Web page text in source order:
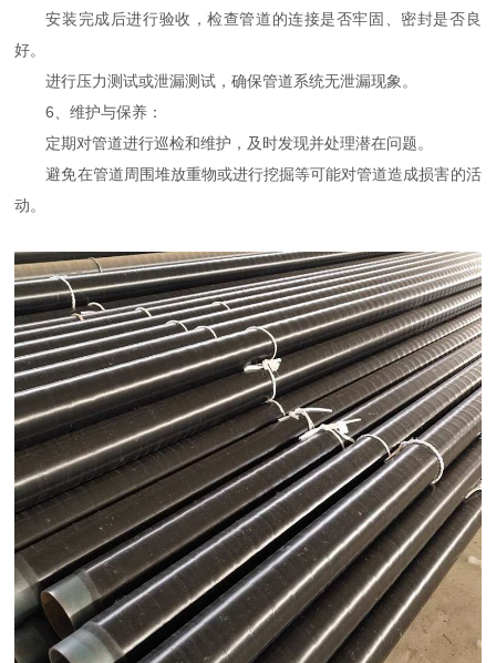
安装完成后进行验收，检查管道的连接是否牢固、密封是否良
好。
进行压力测试或泄漏测试，确保管道系统无泄漏现象。
6、维护与保养：
定期对管道进行巡检和维护，及时发现并处理潜在问题。
避免在管道周围堆放重物或进行挖掘等可能对管道造成损害的活
动。